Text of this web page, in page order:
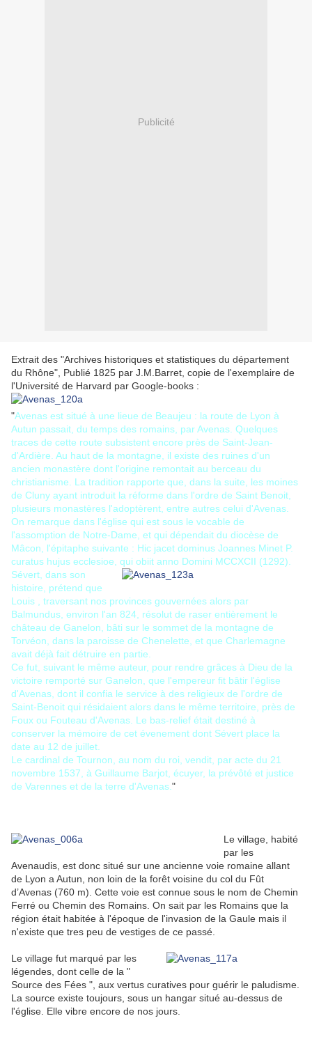
Publicité
Extrait des "Archives historiques et statistiques du département
du Rhône", Publié 1825 par J.M.Barret, copie de l'exemplaire de
l'Université de Harvard par Google-books :
"Avenas est situé à une lieue de Beaujeu : la route de Lyon à
Autun passait, du temps des romains, par Avenas. Quelques
traces de cette route subsistent encore près de Saint-Jean-
d'Ardière. Au haut de la montagne, il existe des ruines d'un
ancien monastère dont l'origine remontait au berceau du
christianisme. La tradition rapporte que, dans la suite, les moines
de Cluny ayant introduit la réforme dans l'ordre de Saint Benoit,
plusieurs monastères l'adoptèrent, entre autres celui d'Avenas.
On remarque dans l'église qui est sous le vocable de
l'assomption de Notre-Dame, et qui dépendait du diocèse de
Mâcon, l'épitaphe suivante : Hic jacet dominus Joannes Minet P.
curatus hujus ecclesioe, qui obiit anno Domini MCCXCII (1292).
Sévert, dans son
histoire, prétend que
Louis , traversant nos provinces gouvernées alors par
Balmundus, environ l'an 824, résolut de raser entièrement le
château de Ganelon, bâti sur le sommet de la montagne de
Torvéon, dans la paroisse de Chenelette, et que Charlemagne
avait déjà fait détruire en partie.
Ce fut, suivant le même auteur, pour rendre grâces à Dieu de la
victoire remporté sur Ganelon, que l'empereur fit bâtir l'église
d'Avenas, dont il confia le service à des religieux de l'ordre de
Saint-Benoit qui résidaient alors dans le même territoire, près de
Foux ou Fouteau d'Avenas. Le bas-relief était destiné à
conserver la mémoire de cet évenement dont Sévert place la
date au 12 de juillet.
Le cardinal de Tournon, au nom du roi, vendit, par acte du 21
novembre 1537, à Guillaume Barjot, écuyer, la prévôté et justice
de Varennes et de la terre d'Avenas. "
Le village, habité
par les
Avenaudis, est donc situé sur une ancienne voie romaine allant
de Lyon a Autun, non loin de la forêt voisine du col du Fût
d’Avenas (760 m). Cette voie est connue sous le nom de Chemin
Ferré ou Chemin des Romains. On sait par les Romains que la
région était habitée à l'époque de l'invasion de la Gaule mais il
n'existe que tres peu de vestiges de ce passé.
Le village fut marqué par les
légendes, dont celle de la "
Source des Fées ", aux vertus curatives pour guérir le paludisme.
La source existe toujours, sous un hangar situé au-dessus de
l'église. Elle vibre encore de nos jours.